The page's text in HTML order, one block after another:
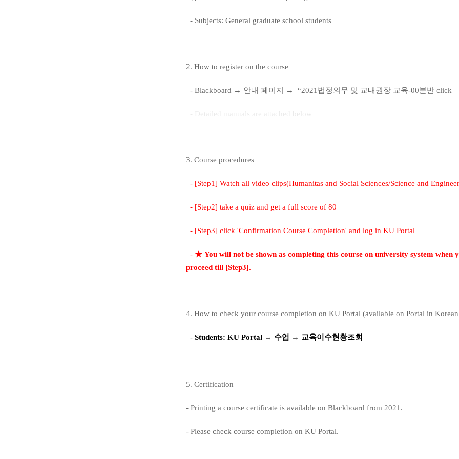
- Subjects: General graduate school students
2. How to register on the course
- Blackboard → 안내 페이지 → “2021 법정의무 및 교내권장 교육-00분반 click
3. Course procedures
- [Step1] Watch all video clips(Humanitas and Social Sciences/Science and
- [Step2] take a quiz and get a full score of 80
- [Step3] click 'Confirmation Course Completion' and log in KU Portal
- ★ You will not be shown as completing this course on university system when
proceed till [Step3].
4. How to check your course completion on KU Portal (available on Portal in
- Students: KU Portal → 수업 → 교육이수현황조회
5. Certification
- Printing a course certificate is available on Blackboard from 2021.
- Please check course completion on KU Portal.